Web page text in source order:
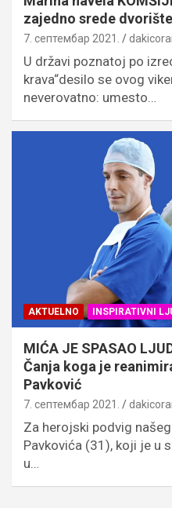
zajedno srede dvorište
7. септембар 2021.
U državi poznatoj po
krava“desilo se ovog
neverovatno: umesto…
AKTUELNO INSPIRATIVNI
MIĆA JE SPASAO
Čanja koga je
Pavković
7. септембар 2021.
Za herojski podvig
Pavkovića (31), koji je u
u…